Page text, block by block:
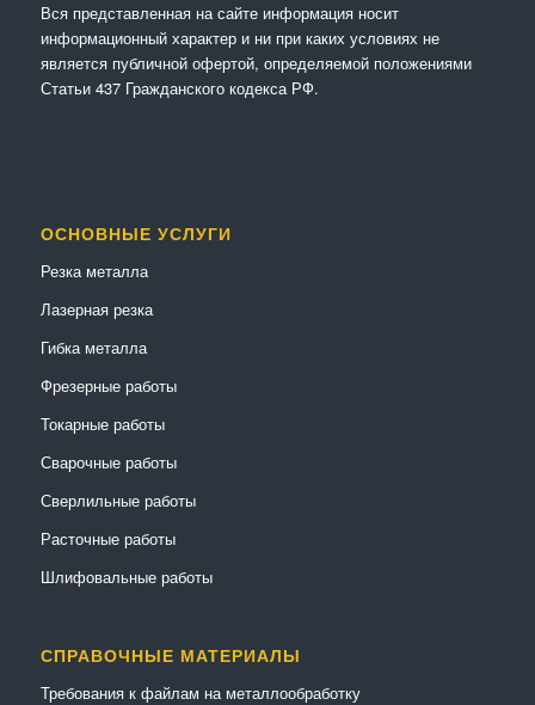
Вся представленная на сайте информация носит
информационный характер и ни при каких условиях не
является публичной офертой, определяемой положениями
Статьи 437 Гражданского кодекса РФ.
ОСНОВНЫЕ УСЛУГИ
Резка металла
Лазерная резка
Гибка металла
Фрезерные работы
Токарные работы
Сварочные работы
Сверлильные работы
Расточные работы
Шлифовальные работы
СПРАВОЧНЫЕ МАТЕРИАЛЫ
Требования к файлам на металлообработку